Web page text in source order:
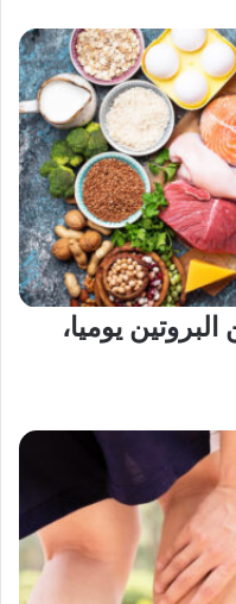
جرام من البروتين يوميا،